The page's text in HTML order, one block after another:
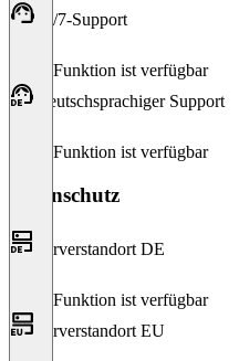
24/7-Support
Diese Funktion ist verfügbar
Deutschsprachiger Support
Diese Funktion ist verfügbar
Datenschutz
Serverstandort DE
Diese Funktion ist verfügbar
Serverstandort EU